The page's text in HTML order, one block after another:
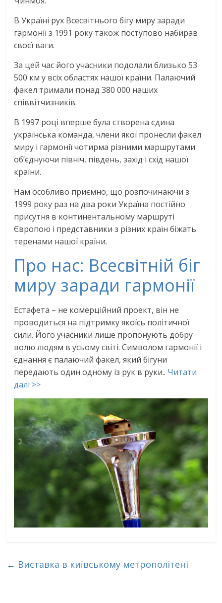
В Україні рух Всесвітнього бігу миру заради
гармонії з 1991 року також поступово набирав
своєї ваги.
За цей час його учасники подолали близько 53
500 км у всіх областях нашої країни. Палаючий
факел тримали понад 380 000 наших
співвітчизників.
В 1997 році вперше була створена єдина
українська команда, члени якої пронесли факел
миру і гармонії чотирма різними маршрутами
об’єднуючи північ, південь, захід і схід нашої
країни.
Нам особливо приємно, що розпочинаючи з
1999 року раз на два роки Україна постійно
присутня в континентальному маршруті
Європою і представники з різних країн біжать
теренами нашої країни.
Про нас: Всесвітній біг
миру заради гармонії
Естафета – не комерційний проект, він не
проводиться на підтримку якоїсь політичної
сили. Його учасники лише пропонують добру
волю людям в усьому світі. Символом гармонії і
єднання є палаючий факел, який бігуни
передають один одному із рук в руки.. Читати
далі >>
← Виставка в київському метрополітені